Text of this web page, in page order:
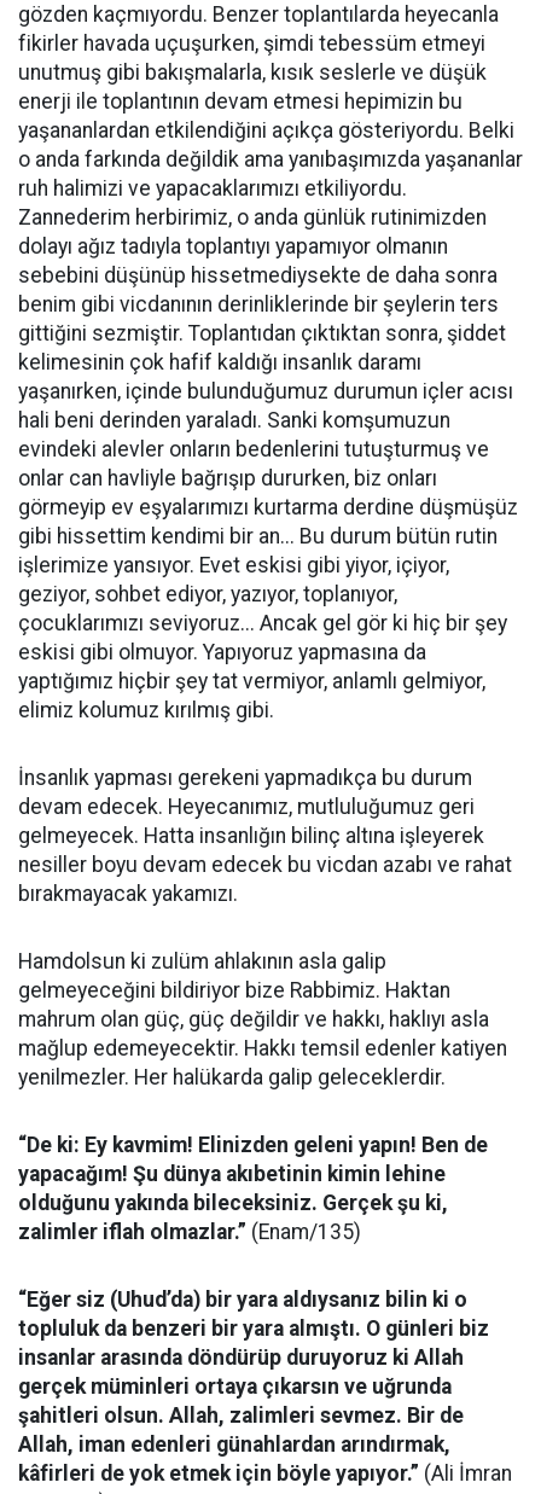
gözden kaçmıyordu. Benzer toplantılarda heyecanla
fikirler havada uçuşurken, şimdi tebessüm etmeyi
unutmuş gibi bakışmalarla, kısık seslerle ve düşük
enerji ile toplantının devam etmesi hepimizin bu
yaşananlardan etkilendiğini açıkça gösteriyordu. Belki
o anda farkında değildik ama yanıbaşımızda yaşananlar
ruh halimizi ve yapacaklarımızı etkiliyordu.
Zannederim herbirimiz, o anda günlük rutinimizden
dolayı ağız tadıyla toplantıyı yapamıyor olmanın
sebebini düşünüp hissetmediysekte de daha sonra
benim gibi vicdanının derinliklerinde bir şeylerin ters
gittiğini sezmiştir. Toplantıdan çıktıktan sonra, şiddet
kelimesinin çok hafif kaldığı insanlık daramı
yaşanırken, içinde bulunduğumuz durumun içler acısı
hali beni derinden yaraladı. Sanki komşumuzun
evindeki alevler onların bedenlerini tutuşturmuş ve
onlar can havliyle bağrışıp dururken, biz onları
görmeyip ev eşyalarımızı kurtarma derdine düşmüşüz
gibi hissettim kendimi bir an... Bu durum bütün rutin
işlerimize yansıyor. Evet eskisi gibi yiyor, içiyor,
geziyor, sohbet ediyor, yazıyor, toplanıyor,
çocuklarımızı seviyoruz... Ancak gel gör ki hiç bir şey
eskisi gibi olmuyor. Yapıyoruz yapmasına da
yaptığımız hiçbir şey tat vermiyor, anlamlı gelmiyor,
elimiz kolumuz kırılmış gibi.
İnsanlık yapması gerekeni yapmadıkça bu durum
devam edecek. Heyecanımız, mutluluğumuz geri
gelmeyecek. Hatta insanlığın bilinç altına işleyerek
nesiller boyu devam edecek bu vicdan azabı ve rahat
bırakmayacak yakamızı.
Hamdolsun ki zulüm ahlakının asla galip
gelmeyeceğini bildiriyor bize Rabbimiz. Haktan
mahrum olan güç, güç değildir ve hakkı, haklıyı asla
mağlup edemeyecektir. Hakkı temsil edenler katiyen
yenilmezler. Her halükarda galip geleceklerdir.
“De ki: Ey kavmim! Elinizden geleni yapın! Ben de
yapacağım! Şu dünya akıbetinin kimin lehine
olduğunu yakında bileceksiniz. Gerçek şu ki,
zalimler iflah olmazlar.” (Enam/135)
“Eğer siz (Uhud’da) bir yara aldıysanız bilin ki o
topluluk da benzeri bir yara almıştı. O günleri biz
insanlar arasında döndürüp duruyoruz ki Allah
gerçek müminleri ortaya çıkarsın ve uğrunda
şahitleri olsun. Allah, zalimleri sevmez. Bir de
Allah, iman edenleri günahlardan arındırmak,
kâfirleri de yok etmek için böyle yapıyor.” (Ali İmran